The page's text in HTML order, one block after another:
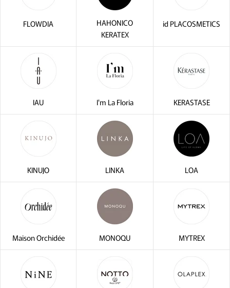
FLOWDIA
HAHONICO
KERATEX
id PLACOSMETICS
IAU I'm La Floria KERASTASE
KINUJO LINKA LOA
Maison Orchidée MONOQU MYTREX